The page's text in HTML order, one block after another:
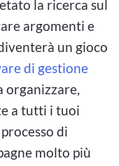
la ricerca sul
argomenti e
un gioco
di gestione
organizzare,
a tutti i tuoi
di
molto più